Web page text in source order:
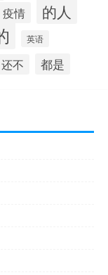
疫情 的人
英语
还不 都是